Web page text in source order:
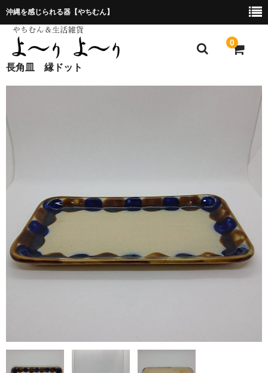
沖縄を感じられる器【やちむん】
0
長角皿 縁ドット